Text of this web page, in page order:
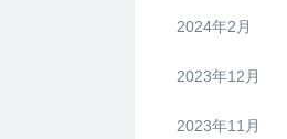
2024年2月
2023年12月
2023年11月